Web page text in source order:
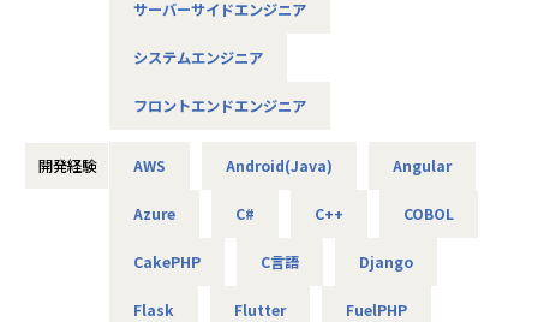
・ システム要件定義・設計（上流）SE
※ご志向・ご希望に応じて、プロジェクトを決定します
を前提としています。
★転勤がない会社
範囲でプロジェクトを選定。
サーバーサイドエンジニア
システムエンジニア
フロントエンドエンジニア
開発経験 AWS Android(Java) Angular
Azure C# C++ COBOL
CakePHP C言語 Django
Flask Flutter FuelPHP